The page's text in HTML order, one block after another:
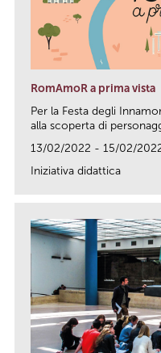
RomAmoR a prima vista
Per la Festa degli
alla scoperta di
13/02/2022 - 15/02/
Iniziativa didattica